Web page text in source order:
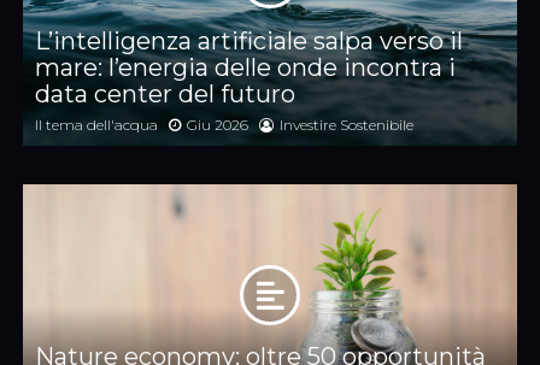
L’intelligenza artificiale salpa verso il
mare: l’energia delle onde incontra i
data center del futuro
Il tema dell'acqua Giu 2026 Investire Sostenibile
Nature economy: oltre 50 opportunità